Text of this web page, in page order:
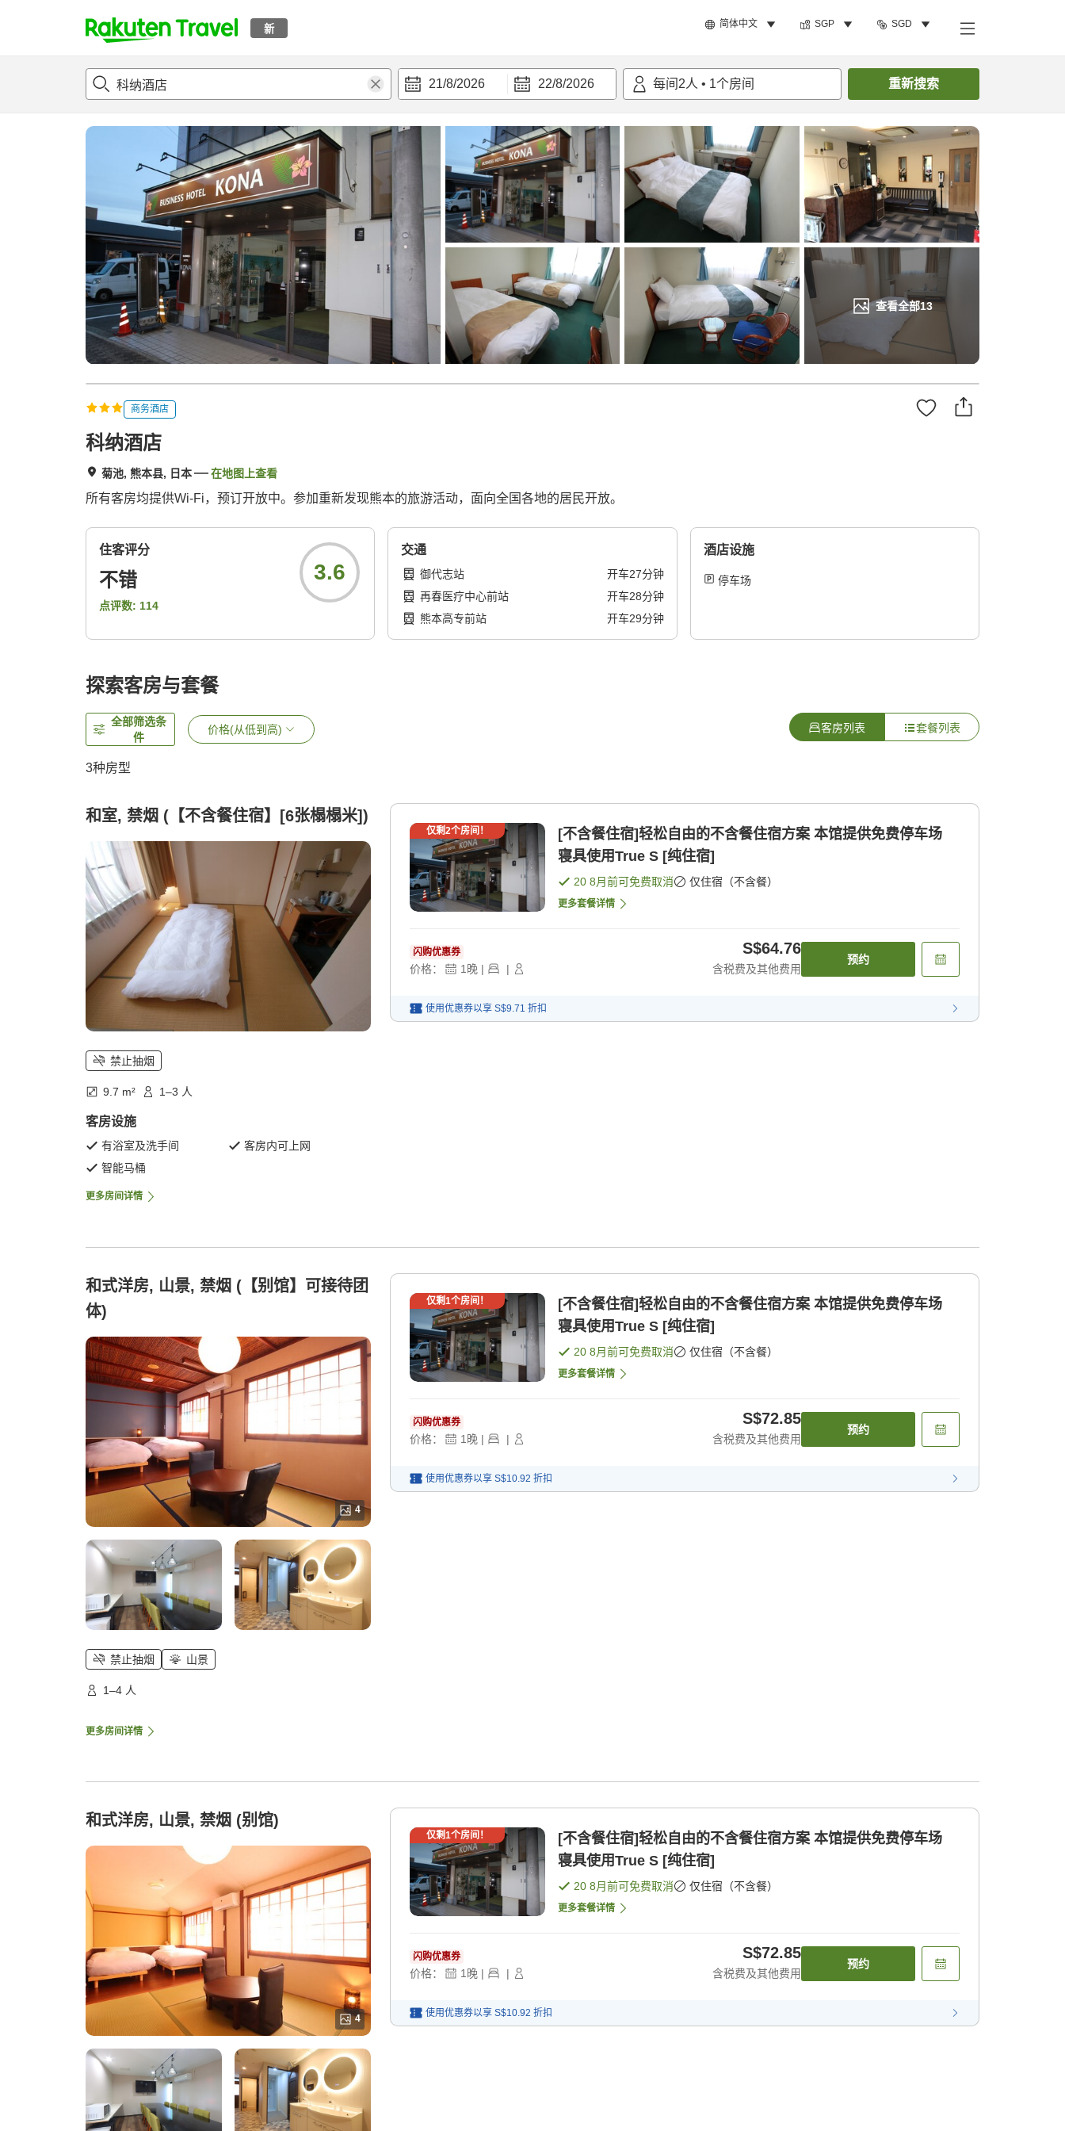
新 简体中文 SGP SGD
t
p
a
e
c
h
21/8/2026 22/8/2026 每间 2人 • 1个房间 重新搜索
查看全部13
概况 客房及住宿套餐 搜索客房
商务酒店
科纳酒店
菊池, 熊本县, 日本 在地图上查看
所有客房均提供Wi-Fi，预订开放中。参加重新发现熊本的旅游活动，面向全国各地的居民开放。
住客评分
不错
点评数: 114
3.6
交通
御代志站 开车27分钟
再春医疗中心前站
开车28分钟
熊本高专前站
开车29分钟
酒店设施
停车场
探索客房与套餐
全部筛选条
件
价格(从低到高) 客房列表 套餐列表
3种房型
和室, 禁烟 (【不含餐住宿】[6张榻榻米])
禁止抽烟
9.7 m² 1–3 人
客房设施
有浴室及洗手间
客房内可上网
智能马桶
更多房间详情
仅剩2个房间！
[不含餐住宿]轻松自由的不含餐住宿方案 本馆提供免费停车场
寝具使用True S [纯住宿]
20 8月前可免费取消 仅住宿（不含餐）
更多套餐详情
闪购优惠券
价格： 1晚 | |
S$64.76
含税费及其他费用
预约
使用优惠券以享 S$9.71 折扣
和式洋房, 山景, 禁烟 (【别馆】可接待团
体)
4
禁止抽烟 山景
1–4 人
更多房间详情
仅剩1个房间！
[不含餐住宿]轻松自由的不含餐住宿方案 本馆提供免费停车场
寝具使用True S [纯住宿]
20 8月前可免费取消 仅住宿（不含餐）
更多套餐详情
闪购优惠券
价格： 1 晚 | |
S$72.85
含税费及其他费用
预约
使用优惠券以享 S$10.92 折扣
和式洋房, 山景, 禁烟 (别馆)
4
仅剩1个房间！
[不含餐住宿]轻松自由的不含餐住宿方案 本馆提供免费停车场
寝具使用True S [纯住宿]
20 8月前可免费取消 仅住宿（不含餐）
更多套餐详情
闪购优惠券
价格： 1晚 | |
S$72.85
含税费及其他费用
预约
使用优惠券以享 S$10.92 折扣